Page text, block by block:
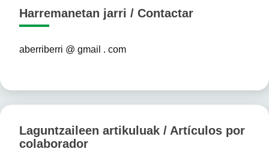
Harremanetan jarri / Contactar
aberriberri @ gmail . com
Laguntzaileen artikuluak / Artículos por
colaborador